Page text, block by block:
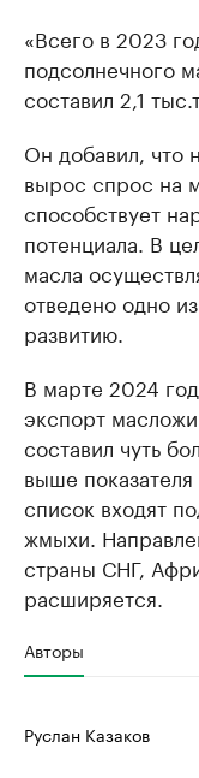
«Всего в 2023
подсолнечного
составил 2,1
Он добавил, что
вырос спрос на
способствует
потенциала. В
масла
отведено одно
развитию.
В марте 2024
экспорт
составил чуть
выше
список входят
жмыхи.
страны СНГ,
расширяется.
Авторы
Руслан Казаков